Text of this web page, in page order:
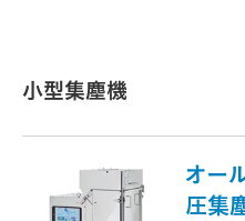
小型集塵機
オー
圧集